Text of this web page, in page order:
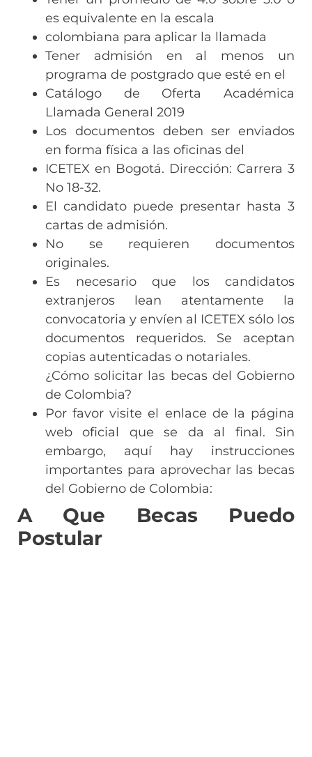
es equivalente en la escala
colombiana para aplicar la llamada
Tener admisión en al menos un
programa de postgrado que esté en el
Catálogo de Oferta Académica
Llamada General 2019
Los documentos deben ser enviados
en forma física a las oficinas del
ICETEX en Bogotá. Dirección: Carrera 3
No 18-32.
El candidato puede presentar hasta 3
cartas de admisión.
No se requieren documentos
originales.
Es necesario que los candidatos
extranjeros lean atentamente la
convocatoria y envíen al ICETEX sólo los
documentos requeridos. Se aceptan
copias autenticadas o notariales.
¿Cómo solicitar las becas del Gobierno
de Colombia?
Por favor visite el enlace de la página
web oficial que se da al final. Sin
embargo, aquí hay instrucciones
importantes para aprovechar las becas
del Gobierno de Colombia:
A Que Becas Puedo
Postular